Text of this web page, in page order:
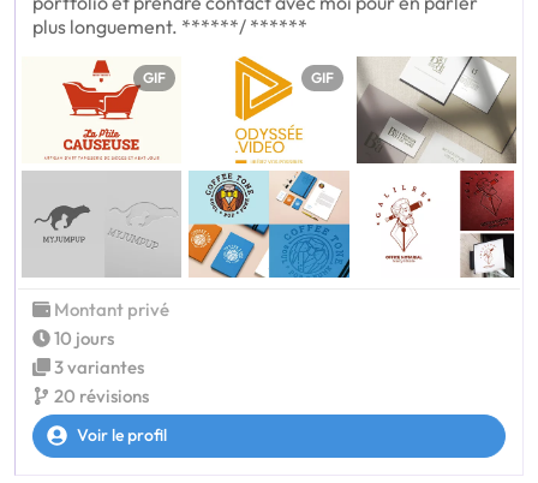
plus longuement. ******/ ******
GIF GIF
Montant privé
10 jours
3 variantes
20 révisions
Voir le profil